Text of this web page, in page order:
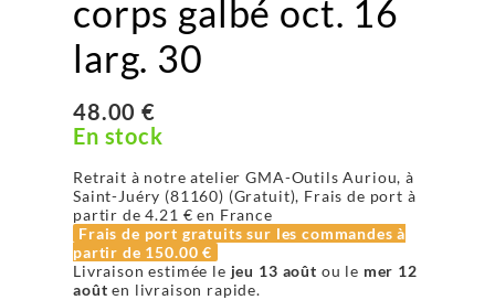
corps galbé oct. 16
larg. 30
48.00 €
En stock
Retrait à notre atelier GMA-Outils Auriou, à
Saint-Juéry (81160) (Gratuit), Frais de port à
partir de4.21 € en France
Frais de port gratuits sur les commandes à
partir de 150.00 €
Livraison estimée le jeu 13 août ou le mer 12
août en livraison rapide.